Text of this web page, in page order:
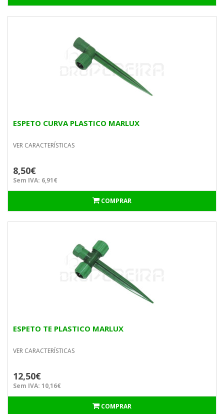
ESPETO CURVA PLASTICO MARLUX
VER CARACTERÍSTICAS
8,50€
Sem IVA: 6,91€
COMPRAR
ESPETO TE PLASTICO MARLUX
VER CARACTERÍSTICAS
12,50€
Sem IVA: 10,16€
COMPRAR